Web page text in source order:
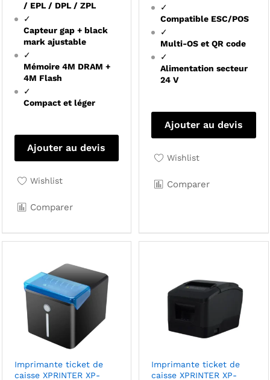
/ EPL / DPL / ZPL
✓
Capteur gap + black
mark ajustable
✓
Mémoire 4M DRAM +
4M Flash
✓
Compact et léger
Ajouter au devis
Wishlist
Comparer
✓
Compatible ESC/POS
✓
Multi-OS et QR code
✓
Alimentation secteur
24 V
Ajouter au devis
Wishlist
Comparer
Imprimante ticket de
caisse XPRINTER XP-
Imprimante ticket de
caisse XPRINTER XP-